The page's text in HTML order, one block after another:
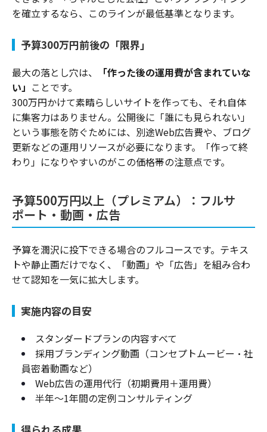
を確立するなら、このラインが最低基準となります。
予算300万円前後の「限界」
最大の落とし穴は、
「作った後の運用費が含まれていな
い」 ことです。
300万円かけて素晴らしいサイトを作っても、それ自体
に集客力はありません。公開後に「誰にも見られない」
という事態を防ぐためには、別途Web広告費や、ブログ
更新などの運用リソースが必要になります。「作って終
わり」になりやすいのがこの価格帯の注意点です。
予算500万円以上（プレミアム）：フルサ
ポート・動画・広告
予算を潤沢に投下できる場合のフルコースです。テキス
トや静止画だけでなく、「動画」や「広告」を組み合わ
せて認知を一気に拡大します。
実施内容の目安
スタンダードプランの内容すべて
採用ブランディング動画（コンセプトムービー・社
員密着動画など）
Web広告の運用代行（初期費用＋運用費）
半年〜1年間の定例コンサルティング